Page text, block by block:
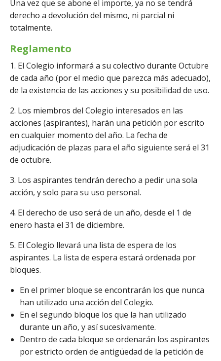
Una vez que se abone el importe, ya no se tendrá
derecho a devolución del mismo, ni parcial ni
totalmente.
Reglamento
1. El Colegio informará a su colectivo durante Octubre
de cada año (por el medio que parezca más adecuado),
de la existencia de las acciones y su posibilidad de uso.
2. Los miembros del Colegio interesados en las
acciones (aspirantes), harán una petición por escrito
en cualquier momento del año. La fecha de
adjudicación de plazas para el año siguiente será el 31
de octubre.
3. Los aspirantes tendrán derecho a pedir una sola
acción, y solo para su uso personal.
4. El derecho de uso será de un año, desde el 1 de
enero hasta el 31 de diciembre.
5. El Colegio llevará una lista de espera de los
aspirantes. La lista de espera estará ordenada por
bloques.
En el primer bloque se encontrarán los que nunca
han utilizado una acción del Colegio.
En el segundo bloque los que la han utilizado
durante un año, y así sucesivamente.
Dentro de cada bloque se ordenarán los aspirantes
por estricto orden de antigüedad de la petición de